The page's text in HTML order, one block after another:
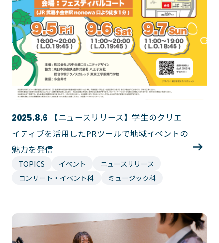
2025.8.6
【ニュースリリース】学生のクリエ
イティブを活用したPRツールで地域イベントの
魅力を発信
TOPICS イベント
ニュースリリース
コンサート・イベント科
ミュージック科